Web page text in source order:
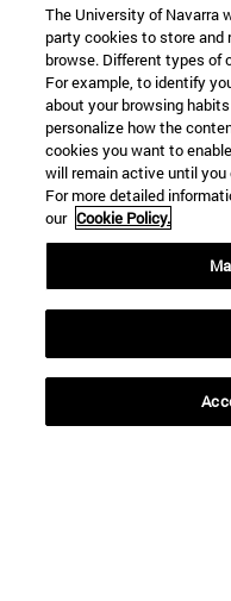
Biblioteca(abre en
(abre en
Aula virtual ADI
Búsqueda de
Trabaja con
The University of Navarra
party cookies to store and
browse. Different types of
For example, to identify
about your browsing
personalize how the
cookies you want to
will remain active until
For more detailed
our Cookie Policy.